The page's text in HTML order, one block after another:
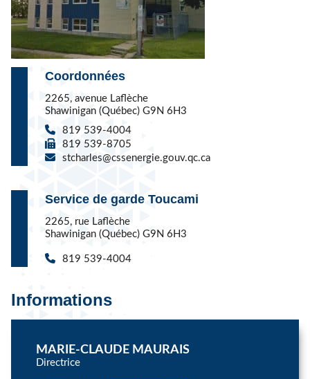
Coordonnées
2265, avenue Laflèche
Shawinigan (Québec) G9N 6H3
819 539-4004
819 539-8705
stcharles@cssenergie.gouv.qc.ca
Service de garde Toucami
2265, rue Laflèche
Shawinigan (Québec) G9N 6H3
819 539-4004
Informations
MARIE-CLAUDE MAURAIS
Directrice